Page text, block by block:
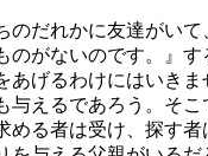
のだれかに友達が
がないのです。』
げるわけにはいき
えるであろう。そ
る者は受け、探す